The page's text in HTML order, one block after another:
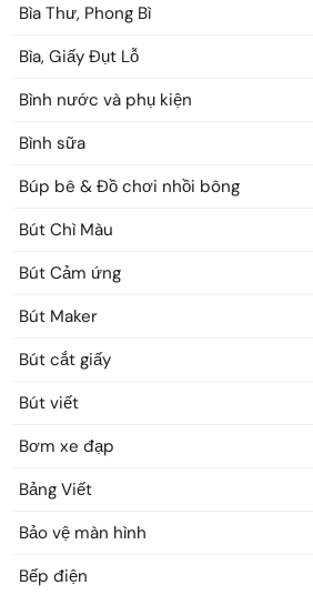
Bìa Thư, Phong Bì
Bìa, Giấy Đụt Lỗ
Bình nước và phụ kiện
Bình sữa
Búp bê & Đồ chơi nhồi bông
Bút Chì Màu
Bút Cảm ứng
Bút Maker
Bút cắt giấy
Bút viết
Bơm xe đạp
Bảng Viết
Bảo vệ màn hình
Bếp điện